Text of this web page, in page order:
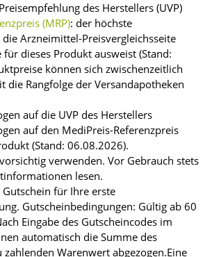
des Herstellers (UVP)
(MRP): der höchste
Arzneimittel-Preisvergleichsseite
dieses Produkt ausweist (Stand:
können sich zwischenzeitlich
die Rangfolge der Versandapotheken
auf die UVP des Herstellers
auf den MediPreis-Referenzpreis
(Stand: 06.08.2026).
verwenden. Vor Gebrauch stets
lesen.
für Ihre erste
Gutscheinbedingungen: Gültig ab 60
Eingabe des Gutscheincodes im
automatisch die Summe des
zahlenden Warenwert abgezogen.Eine